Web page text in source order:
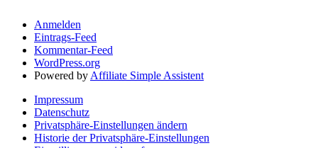
Anmelden
Eintrags-Feed
Kommentar-Feed
WordPress.org
Powered by Affiliate Simple Assistent
Impressum
Datenschutz
Privatsphäre-Einstellungen ändern
Historie der Privatsphäre-Einstellungen